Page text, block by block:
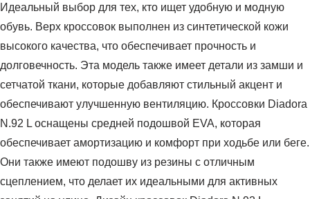
Идеальный выбор для тех, кто ищет удобную и модную
обувь. Верх кроссовок выполнен из синтетической кожи
высокого качества, что обеспечивает прочность и
долговечность. Эта модель также имеет детали из замши и
сетчатой ткани, которые добавляют стильный акцент и
обеспечивают улучшенную вентиляцию. Кроссовки Diadora
N.92 L оснащены средней подошвой EVA, которая
обеспечивает амортизацию и комфорт при ходьбе или беге.
Они также имеют подошву из резины с отличным
сцеплением, что делает их идеальными для активных